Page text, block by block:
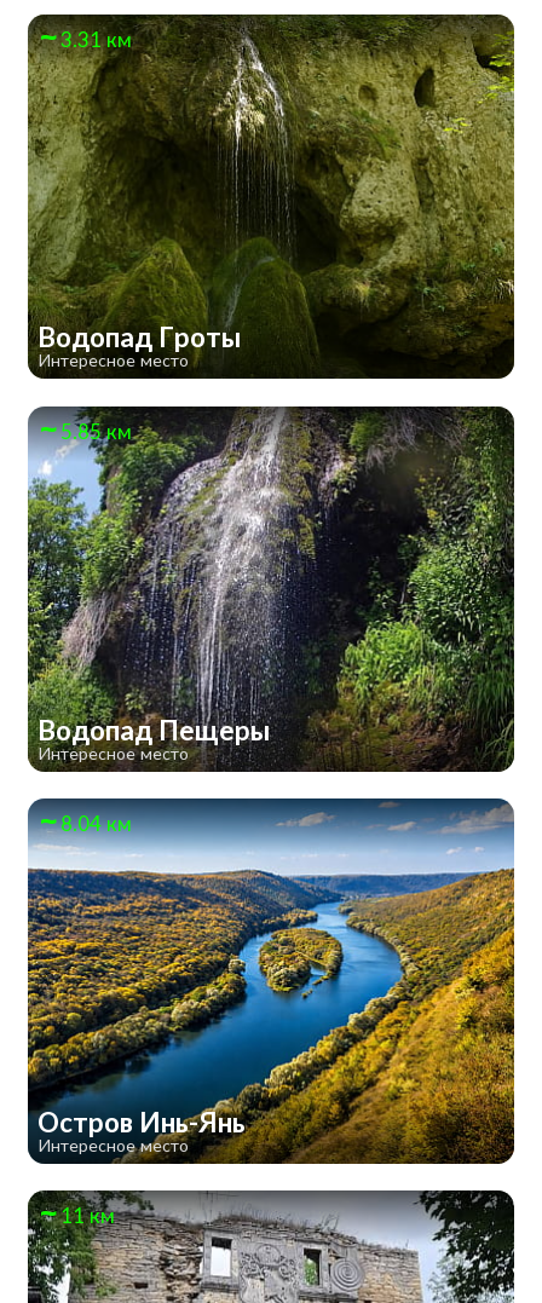
3.31 км
Водопад Гроты
Интересное место
5.85 км
Водопад Пещеры
Интересное место
8.04 км
Остров Инь-Янь
Интересное место
11 км